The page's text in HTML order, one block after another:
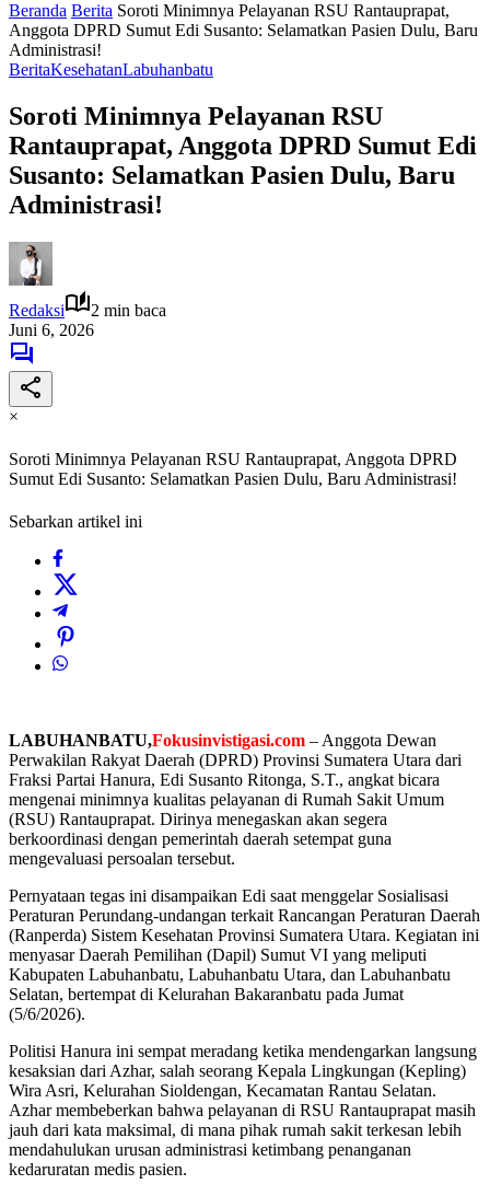
Beranda Berita Soroti Minimnya Pelayanan RSU Rantauprapat,
Anggota DPRD Sumut Edi Susanto: Selamatkan Pasien Dulu, Baru
Administrasi!
BeritaKesehatanLabuhanbatu
Soroti Minimnya Pelayanan RSU
Rantauprapat, Anggota DPRD Sumut Edi
Susanto: Selamatkan Pasien Dulu, Baru
Administrasi!
Redaksi
2 min baca
Juni 6, 2026
×
Soroti Minimnya Pelayanan RSU Rantauprapat, Anggota DPRD
Sumut Edi Susanto: Selamatkan Pasien Dulu, Baru Administrasi!
Sebarkan artikel ini
LABUHANBATU,Fokusinvistigasi.com – Anggota Dewan
Perwakilan Rakyat Daerah (DPRD) Provinsi Sumatera Utara dari
Fraksi Partai Hanura, Edi Susanto Ritonga, S.T., angkat bicara
mengenai minimnya kualitas pelayanan di Rumah Sakit Umum
(RSU) Rantauprapat. Dirinya menegaskan akan segera
berkoordinasi dengan pemerintah daerah setempat guna
mengevaluasi persoalan tersebut.
​Pernyataan tegas ini disampaikan Edi saat menggelar Sosialisasi
Peraturan Perundang-undangan terkait Rancangan Peraturan Daerah
(Ranperda) Sistem Kesehatan Provinsi Sumatera Utara. Kegiatan ini
menyasar Daerah Pemilihan (Dapil) Sumut VI yang meliputi
Kabupaten Labuhanbatu, Labuhanbatu Utara, dan Labuhanbatu
Selatan, bertempat di Kelurahan Bakaranbatu pada Jumat
(5/6/2026).
​Politisi Hanura ini sempat meradang ketika mendengarkan langsung
kesaksian dari Azhar, salah seorang Kepala Lingkungan (Kepling)
Wira Asri, Kelurahan Sioldengan, Kecamatan Rantau Selatan.
Azhar membeberkan bahwa pelayanan di RSU Rantauprapat masih
jauh dari kata maksimal, di mana pihak rumah sakit terkesan lebih
mendahulukan urusan administrasi ketimbang penanganan
kedaruratan medis pasien.